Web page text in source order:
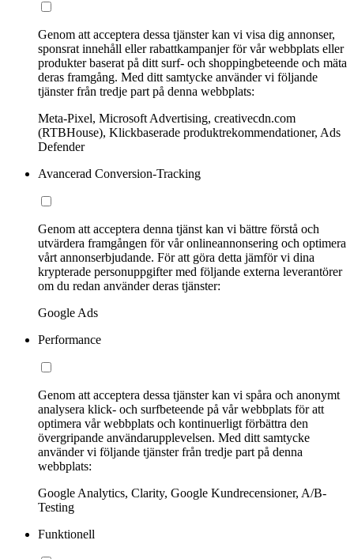
Genom att acceptera dessa tjänster kan vi visa dig annonser,
sponsrat innehåll eller rabattkampanjer för vår webbplats eller
produkter baserat på ditt surf- och shoppingbeteende och mäta
deras framgång. Med ditt samtycke använder vi följande
tjänster från tredje part på denna webbplats:
Meta-Pixel, Microsoft Advertising, creativecdn.com
(RTBHouse), Klickbaserade produktrekommendationer, Ads
Defender
Avancerad Conversion-Tracking
Genom att acceptera denna tjänst kan vi bättre förstå och
utvärdera framgången för vår onlineannonsering och optimera
vårt annonserbjudande. För att göra detta jämför vi dina
krypterade personuppgifter med följande externa leverantörer
om du redan använder deras tjänster:
Google Ads
Performance
Genom att acceptera dessa tjänster kan vi spåra och anonymt
analysera klick- och surfbeteende på vår webbplats för att
optimera vår webbplats och kontinuerligt förbättra den
övergripande användarupplevelsen. Med ditt samtycke
använder vi följande tjänster från tredje part på denna
webbplats:
Google Analytics, Clarity, Google Kundrecensioner, A/B-
Testing
Funktionell